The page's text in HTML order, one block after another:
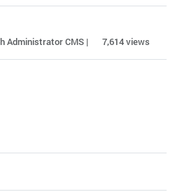
Administrator CMS | 7,614 views